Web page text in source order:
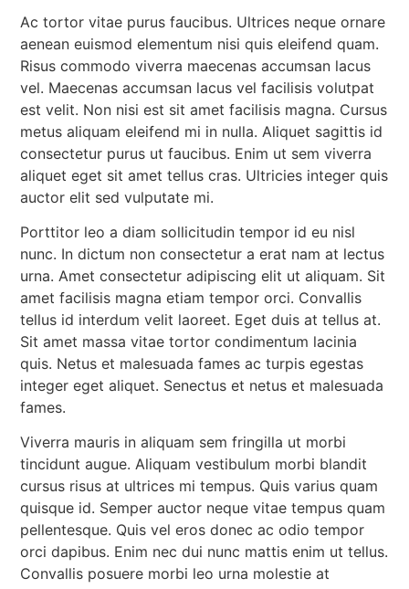
Ac tortor vitae purus faucibus. Ultrices neque ornare
aenean euismod elementum nisi quis eleifend quam.
Risus commodo viverra maecenas accumsan lacus
vel. Maecenas accumsan lacus vel facilisis volutpat
est velit. Non nisi est sit amet facilisis magna. Cursus
metus aliquam eleifend mi in nulla. Aliquet sagittis id
consectetur purus ut faucibus. Enim ut sem viverra
aliquet eget sit amet tellus cras. Ultricies integer quis
auctor elit sed vulputate mi.
Porttitor leo a diam sollicitudin tempor id eu nisl
nunc. In dictum non consectetur a erat nam at lectus
urna. Amet consectetur adipiscing elit ut aliquam. Sit
amet facilisis magna etiam tempor orci. Convallis
tellus id interdum velit laoreet. Eget duis at tellus at.
Sit amet massa vitae tortor condimentum lacinia
quis. Netus et malesuada fames ac turpis egestas
integer eget aliquet. Senectus et netus et malesuada
fames.
Viverra mauris in aliquam sem fringilla ut morbi
tincidunt augue. Aliquam vestibulum morbi blandit
cursus risus at ultrices mi tempus. Quis varius quam
quisque id. Semper auctor neque vitae tempus quam
pellentesque. Quis vel eros donec ac odio tempor
orci dapibus. Enim nec dui nunc mattis enim ut tellus.
Convallis posuere morbi leo urna molestie at